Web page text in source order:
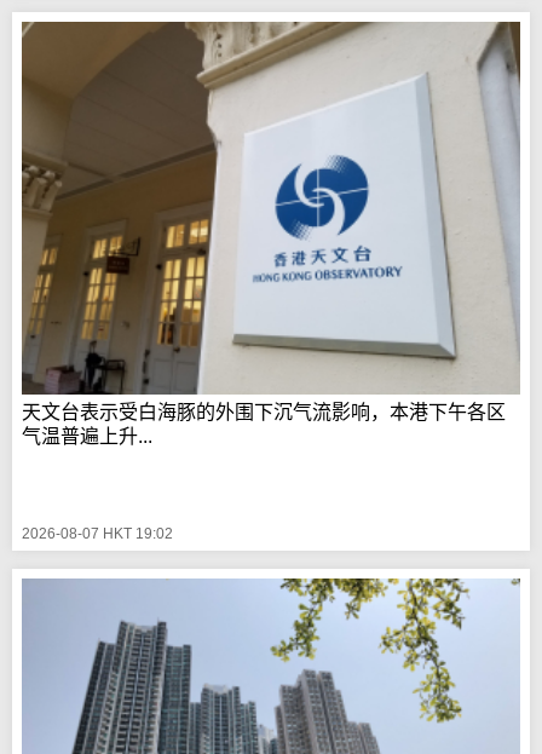
天文台表示受白海豚的外围下沉气流影响，本港下午各区
气温普遍上升...
2026-08-07 HKT 19:02